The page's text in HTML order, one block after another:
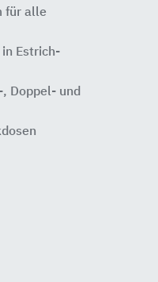
für alle
Estrich-
Doppel- und